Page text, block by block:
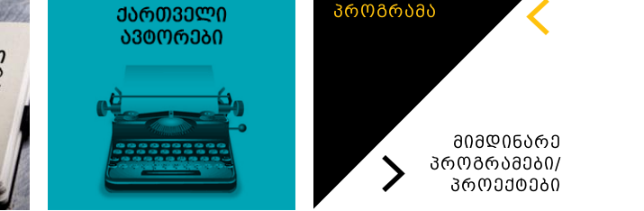
პროგრამა
მიმდინარე
პროგრამები/
პროექტები